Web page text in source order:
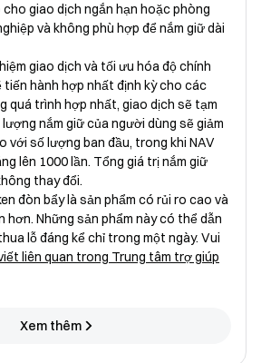
giao dịch ngắn hạn hoặc phòng
và không phù hợp để nắm giữ dài
giao dịch và tối ưu hóa độ chính
tiến hành hợp nhất định kỳ cho các
quá trình hợp nhất, giao dịch sẽ tạm
nắm giữ của người dùng sẽ giảm
với số lượng ban đầu, trong khi NAV
lên 1000 lần. Tổng giá trị nắm giữ
thay đổi.
đòn bẩy là sản phẩm có rủi ro cao và
hơn. Những sản phẩm này có thể dẫn
lỗ đáng kể chỉ trong một ngày. Vui
liên quan trong Trung tâm trợ giúp
Xem thêm